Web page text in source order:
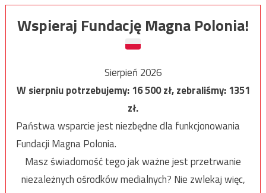
Wspieraj Fundację Magna Polonia!
Sierpień 2026
W sierpniu potrzebujemy:16 500zł, zebraliśmy:1351
zł.
Państwa wsparcie jest niezbędne dla funkcjonowania
Fundacji Magna Polonia.
Masz świadomość tego jak ważne jest przetrwanie
niezależnych ośrodków medialnych? Nie zwlekaj więc,